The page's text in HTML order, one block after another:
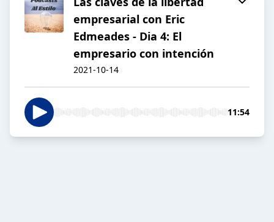
empresarial con Eric
Edmeades - Dia 4: El
empresario con intención
2021-10-14
11:54